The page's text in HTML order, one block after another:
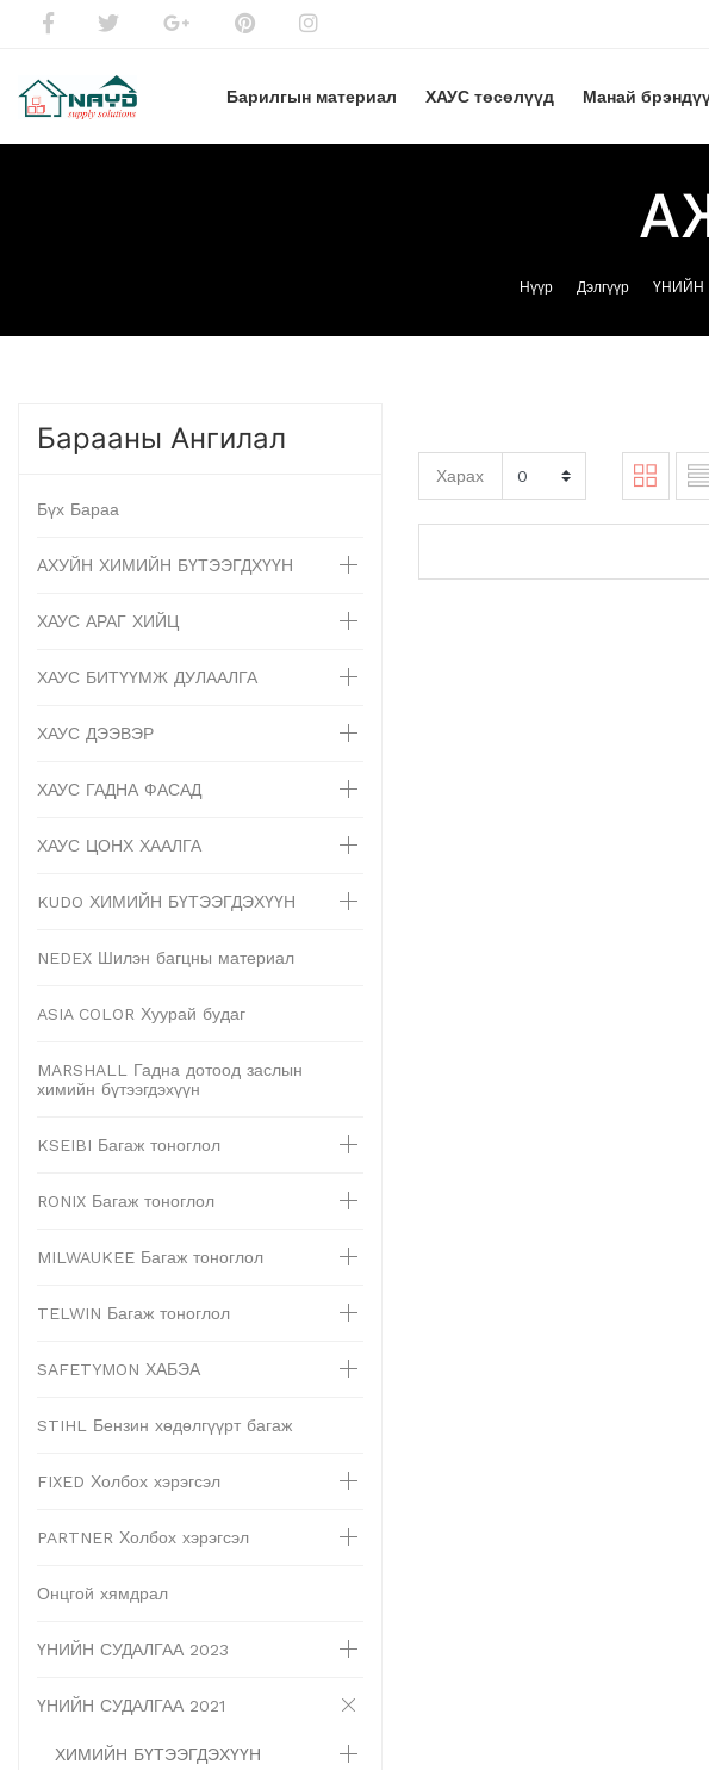
Барилгын материал ХАУС төсөлүүд Манай
Нүүр Дэлгүүр ҮНИЙН
Барааны Ангилал
Бүх Бараа
АХУЙН ХИМИЙН БҮТЭЭГДХҮҮН
ХАУС АРАГ ХИЙЦ
ХАУС БИТҮҮМЖ ДУЛААЛГА
ХАУС ДЭЭВЭР
ХАУС ГАДНА ФАСАД
ХАУС ЦОНХ ХААЛГА
KUDO ХИМИЙН БҮТЭЭГДЭХҮҮН
NEDEX Шилэн багцны материал
ASIA COLOR Хуурай будаг
MARSHALL Гадна дотоод заслын
химийн бүтээгдэхүүн
KSEIBI Багаж тоноглол
RONIX Багаж тоноглол
MILWAUKEE Багаж тоноглол
TELWIN Багаж тоноглол
SAFETYMON ХАБЭА
STIHL Бензин хөдөлгүүрт багаж
FIXED Холбох хэрэгсэл
PARTNER Холбох хэрэгсэл
Онцгой хямдрал
ҮНИЙН СУДАЛГАА 2023
ҮНИЙН СУДАЛГАА 2021
ХИМИЙН БҮТЭЭГДЭХҮҮН
Харах